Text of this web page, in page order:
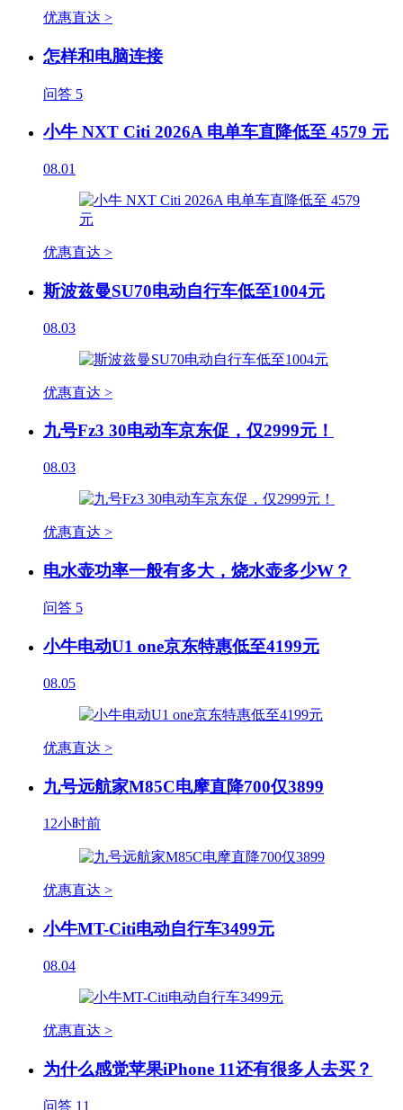
优惠直达 >
怎样和电脑连接
问答 5
小牛 NXT Citi 2026A 电单车直降低至 4579 元
08.01
优惠直达 >
斯波兹曼SU70电动自行车低至1004元
08.03
优惠直达 >
九号Fz3 30电动车京东促，仅2999元！
08.03
优惠直达 >
电水壶功率一般有多大，烧水壶多少W？
问答 5
小牛电动U1 one京东特惠低至4199元
08.05
优惠直达 >
九号远航家M85C电摩直降700仅3899
12小时前
优惠直达 >
小牛MT-Citi电动自行车3499元
08.04
优惠直达 >
为什么感觉苹果iPhone 11还有很多人去买？
问答 11